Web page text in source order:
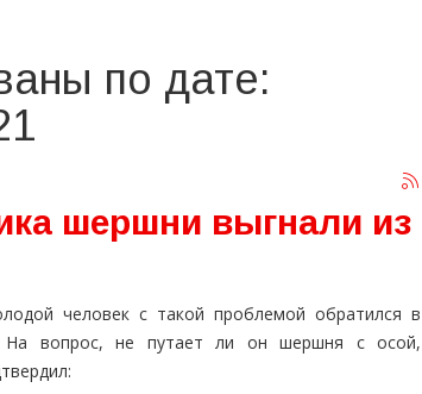
по дате:
шершни выгнали из
человек с такой проблемой обратился в
На вопрос, не путает ли он шершня с осой,